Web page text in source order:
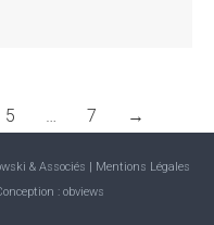
5 7 →
& Associés | Mentions Légales
: obviews